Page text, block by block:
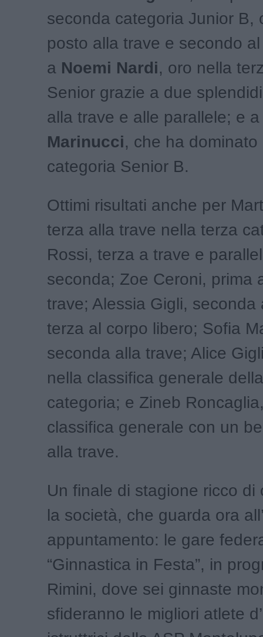
seconda categoria Junior B,
posto alla trave e secondo
a Noemi Nardi, oro nella
Senior grazie a due
alla trave e alle parallele; e
Marinucci, che ha
categoria Senior B.
Ottimi risultati anche per
terza alla trave nella terza
Rossi, terza a trave e
seconda; Zoe Ceroni, prima
trave; Alessia Gigli, seconda
terza al corpo libero; Sofia
seconda alla trave; Alice
nella classifica generale
categoria; e Zineb
classifica generale con un
alla trave.
Un finale di stagione ricco di
la società, che guarda ora
appuntamento: le gare
“Ginnastica in Festa”, in
Rimini, dove sei ginnaste
sfideranno le migliori atlete